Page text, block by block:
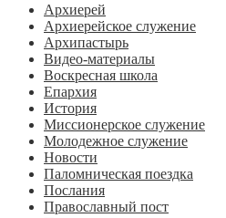
Архиерей
Архиерейское служение
Архипастырь
Видео-материалы
Воскресная школа
Епархия
История
Миссионерское служение
Молодежное служение
Новости
Паломническая поездка
Послания
Православный пост